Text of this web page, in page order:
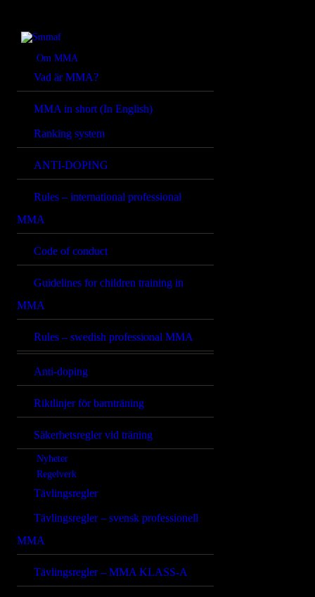
Om MMA
Vad är MMA?
MMA in short (In English)
Ranking system
ANTI-DOPING
Rules – international professional
MMA
Code of conduct
Guidelines for children training in
MMA
Rules – swedish professional MMA
Anti-doping
Riktlinjer för barnträning
Säkerhetsregler vid träning
Nyheter
Regelverk
Tävlingsregler
Tävlingsregler – svensk professionell
MMA
Tävlingsregler – MMA KLASS-A
NYHETER
REGELVERK
KOMMANDE
EVENEMANG
FÖRBUNDET